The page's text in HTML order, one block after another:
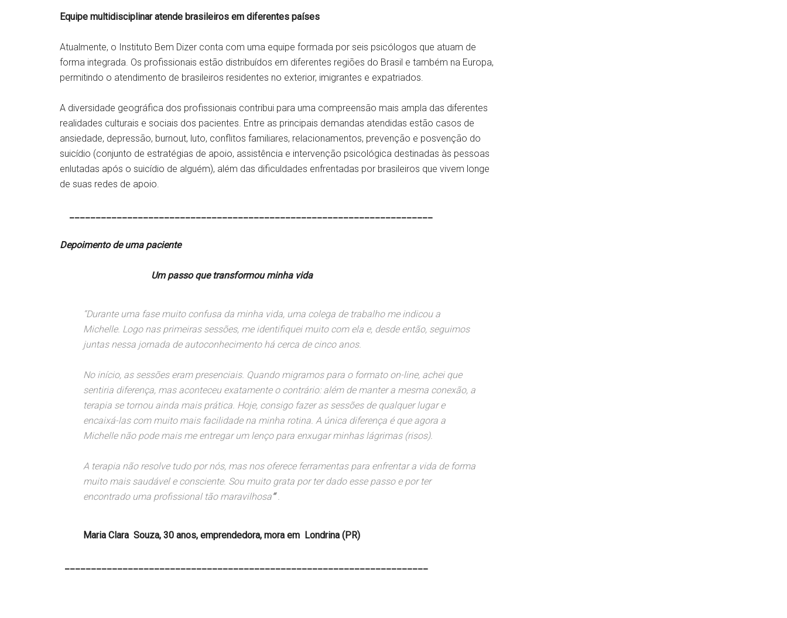
Equipe multidisciplinar atende brasileiros em diferentes países
Atualmente, o Instituto Bem Dizer conta com uma equipe formada por seis psicólogos que atuam de
forma integrada. Os profissionais estão distribuídos em diferentes regiões do Brasil e também na Europa,
permitindo o atendimento de brasileiros residentes no exterior, imigrantes e expatriados.
A diversidade geográfica dos profissionais contribui para uma compreensão mais ampla das diferentes
realidades culturais e sociais dos pacientes. Entre as principais demandas atendidas estão casos de
ansiedade, depressão, burnout, luto, conflitos familiares, relacionamentos, prevenção e posvenção do
suicídio (conjunto de estratégias de apoio, assistência e intervenção psicológica destinadas às pessoas
enlutadas após o suicídio de alguém), além das dificuldades enfrentadas por brasileiros que vivem longe
de suas redes de apoio.
_____________________________________________________________________
Depoimento de uma paciente
Um passo que transformou minha vida
“Durante uma fase muito confusa da minha vida, uma colega de trabalho me indicou a
Michelle. Logo nas primeiras sessões, me identifiquei muito com ela e, desde então, seguimos
juntas nessa jornada de autoconhecimento há cerca de cinco anos.
No início, as sessões eram presenciais. Quando migramos para o formato on-line, achei que
sentiria diferença, mas aconteceu exatamente o contrário: além de manter a mesma conexão, a
terapia se tornou ainda mais prática. Hoje, consigo fazer as sessões de qualquer lugar e
encaixá-las com muito mais facilidade na minha rotina. A única diferença é que agora a
Michelle não pode mais me entregar um lenço para enxugar minhas lágrimas (risos).
A terapia não resolve tudo por nós, mas nos oferece ferramentas para enfrentar a vida de forma
muito mais saudável e consciente. Sou muito grata por ter dado esse passo e por ter
encontrado uma profissional tão maravilhosa“.
Maria Clara Souza, 30 anos, emprendedora, mora em Londrina (PR)
_____________________________________________________________________